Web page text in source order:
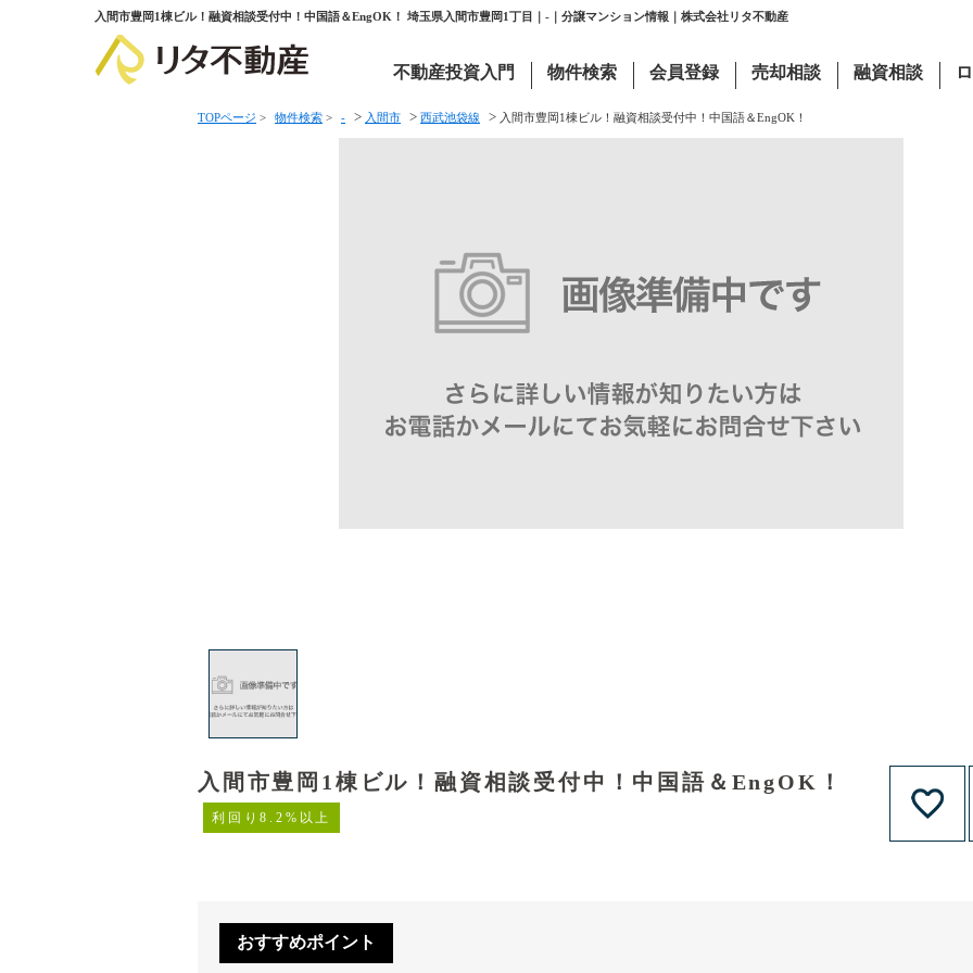
入間市豊岡1棟ビル！融資相談受付中！中国語＆EngOK！ 埼玉県入間市豊岡1丁目｜-｜分譲マンション情報｜株式会社リタ不動産
不動産投資入門 物件検索 会員登録 売却相談 融資相談
TOPページ > 物件検索 > - > 入間市 > 西武池袋線 > 入間市豊岡1棟ビル！融資相談受付中！中国語＆EngOK！
入間市豊岡1棟ビル！融資相談受付中！中国語＆EngOK！
利回り8.2%以上
おすすめポイント